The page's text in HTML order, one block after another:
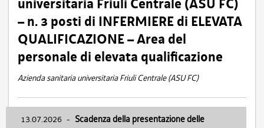
universitaria Friuli Centrale (ASU FC)
– n. 3 posti di INFERMIERE di ELEVATA
QUALIFICAZIONE – Area del
personale di elevata qualificazione
Azienda sanitaria universitaria Friuli Centrale (ASU FC)
13.07.2026 - Scadenza della presentazione delle